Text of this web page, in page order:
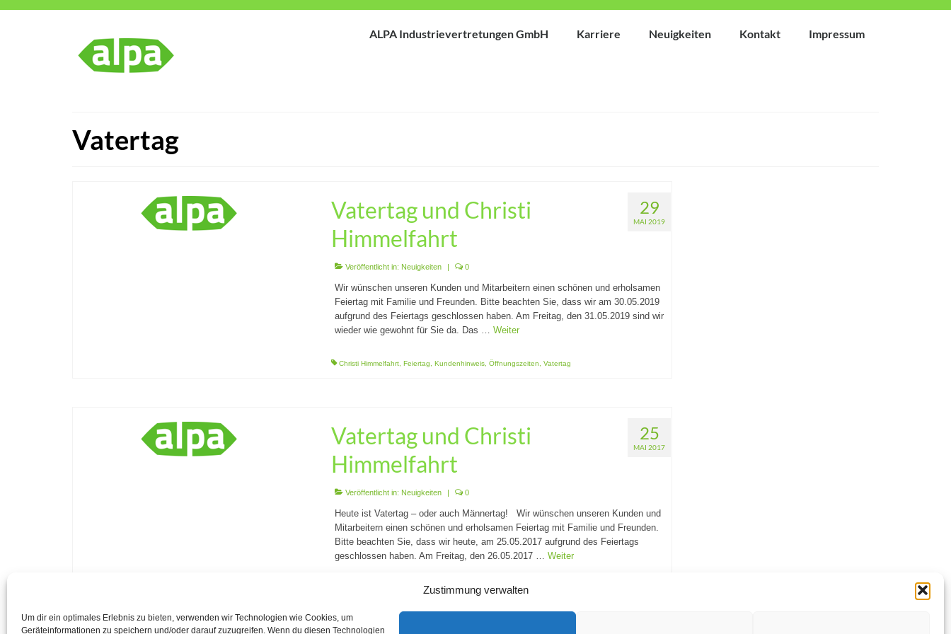
Zustimmung verwalten
Um dir ein optimales Erlebnis zu bieten, verwenden wir Technologien wie Cookies, um
Geräteinformationen zu speichern und/oder darauf zuzugreifen. Wenn du diesen Technologien
ALPA Industrievertretungen GmbH Karriere Neuigkeiten Kontakt Impressum
Vatertag
29
MAI 2019
Vatertag und Christi
Himmelfahrt
Veröffentlicht in: Neuigkeiten | 0
Wir wünschen unseren Kunden und Mitarbeitern einen schönen und erholsamen
Feiertag mit Familie und Freunden. Bitte beachten Sie, dass wir am 30.05.2019
aufgrund des Feiertags geschlossen haben. Am Freitag, den 31.05.2019 sind wir
wieder wie gewohnt für Sie da. Das … Weiter
Christi Himmelfahrt, Feiertag Kundenhinweis, Öffnungszeiten Vatertag
25
MAI 2017
Vatertag und Christi
Himmelfahrt
Veröffentlicht in: Neuigkeiten | 0
Heute ist Vatertag – oder auch Männertag! Wir wünschen unseren Kunden und
Mitarbeitern einen schönen und erholsamen Feiertag mit Familie und Freunden.
Bitte beachten Sie, dass wir heute, am 25.05.2017 aufgrund des Feiertags
geschlossen haben. Am Freitag, den 26.05.2017 … Weiter
Öffnungszeiten,Vatertag